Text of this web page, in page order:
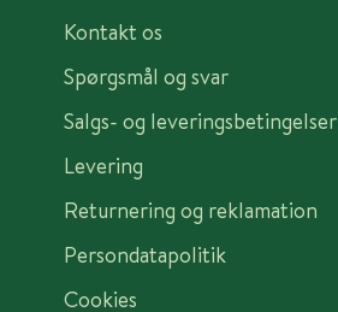
Kontakt os
Spørgsmål og svar
Salgs- og leveringsbetingelser
Levering
Returnering og reklamation
Persondatapolitik
Cookies